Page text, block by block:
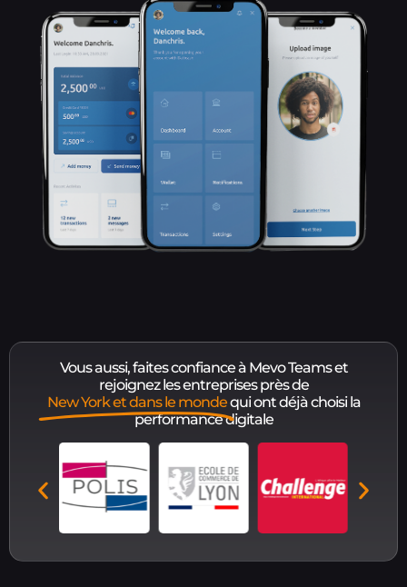
Vous aussi, faites confiance à Mevo Teams et
rejoignez les entreprises près de
New York et dans le mondequi ont déjà choisi la
performance digitale